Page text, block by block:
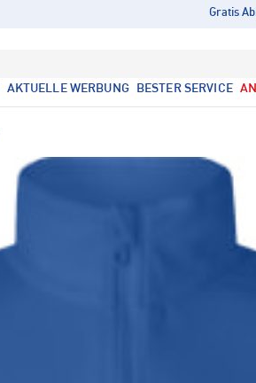
Gratis
AKTUELLE WERBUNG BESTER SERVICE